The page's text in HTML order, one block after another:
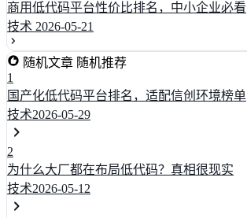
商用低代码平台性价比排名，中小企业必看
技术 2026-05-21
随机文章 随机推荐
1
国产化低代码平台排名，适配信创环境榜单
技术2026-05-29
2
为什么大厂都在布局低代码？真相很现实
技术2026-05-12